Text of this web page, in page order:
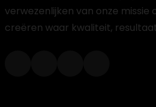
verwezenlijken van onze
creëren waar kwaliteit,